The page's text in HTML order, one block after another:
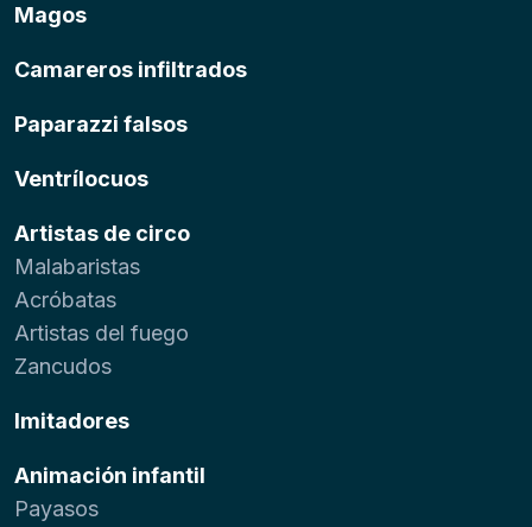
Magos
Camareros infiltrados
Paparazzi falsos
Ventrílocuos
Artistas de circo
Malabaristas
Acróbatas
Artistas del fuego
Zancudos
Imitadores
Animación infantil
Payasos